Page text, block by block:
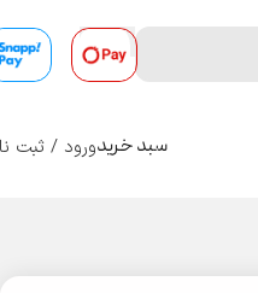
0
سبد خریدورود / ثبت